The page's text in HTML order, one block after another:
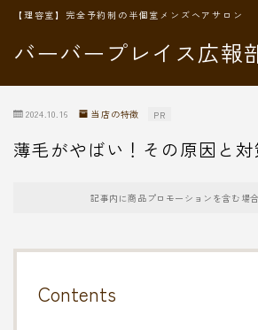
バーバープレイス広報
【理容室】完全予約制の半個室メンズヘアサロン
2024.10.16 当店の特徴 PR
薄毛がやばい！その原因と
記事内に商品プロモーションを含む場
Contents